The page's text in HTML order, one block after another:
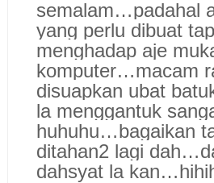
semalam…padahal
yang perlu dibuat
menghadap aje
komputer…macam
disuapkan ubat
la menggantuk
huhuhu…bagaikan
ditahan2 lagi
dahsyat la